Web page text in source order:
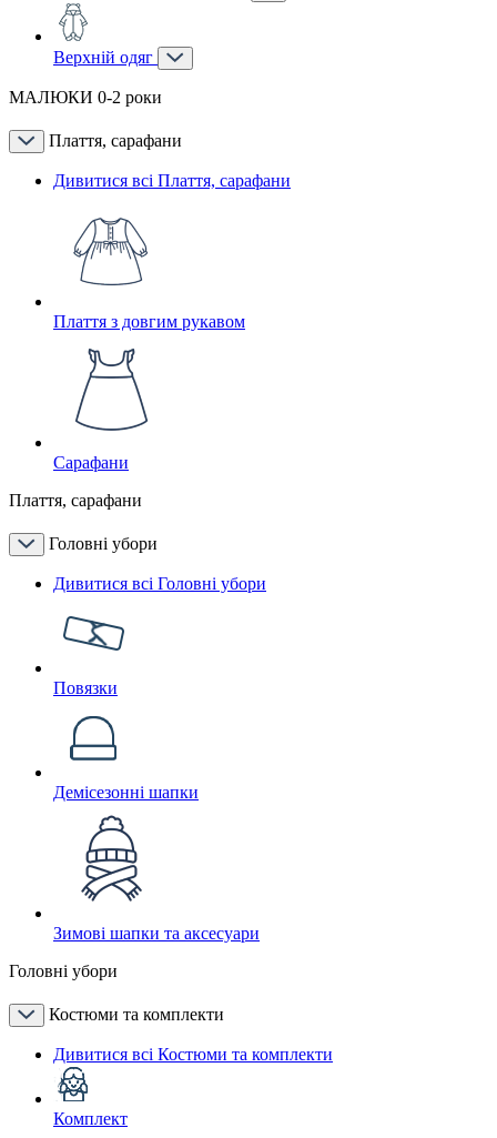
Верхній одяг
МАЛЮКИ 0-2 роки
Плаття, сарафани
Дивитися всі Плаття, сарафани
Плаття з довгим рукавом
Сарафани
Плаття, сарафани
Головні убори
Дивитися всі Головні убори
Повязки
Демісезонні шапки
Зимові шапки та аксесуари
Головні убори
Костюми та комплекти
Дивитися всі Костюми та комплекти
Комплект